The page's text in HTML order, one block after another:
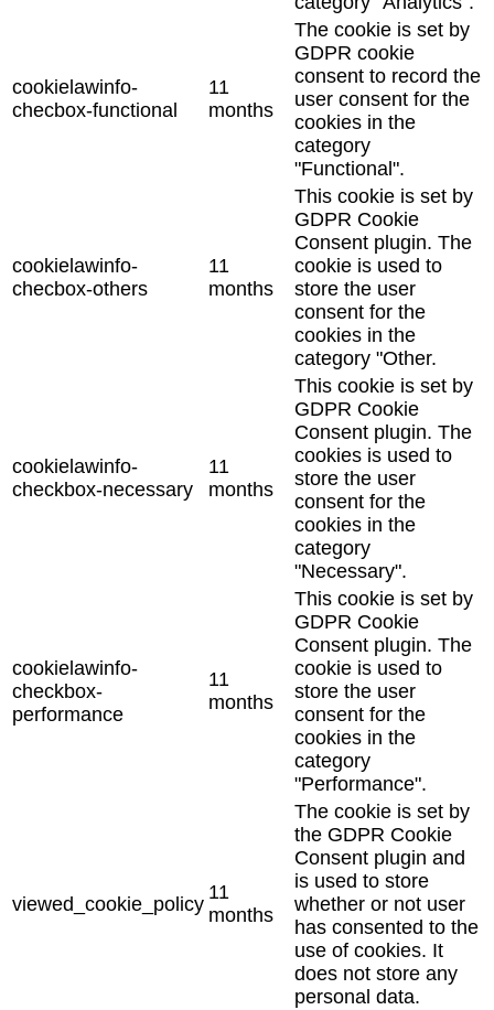
cookielawinfo-
checbox-functional
11
months
The cookie is set by
GDPR cookie
consent to record the
user consent for the
cookies in the
category
"Functional".
cookielawinfo-
checbox-others
11
months
This cookie is set by
GDPR Cookie
Consent plugin. The
cookie is used to
store the user
consent for the
cookies in the
category "Other.
cookielawinfo-
checkbox-necessary
11
months
This cookie is set by
GDPR Cookie
Consent plugin. The
cookies is used to
store the user
consent for the
cookies in the
category
"Necessary".
cookielawinfo-
checkbox-
performance
11
months
This cookie is set by
GDPR Cookie
Consent plugin. The
cookie is used to
store the user
consent for the
cookies in the
category
"Performance".
viewed_cookie_policy
11
months
The cookie is set by
the GDPR Cookie
Consent plugin and
is used to store
whether or not user
has consented to the
use of cookies. It
does not store any
personal data.